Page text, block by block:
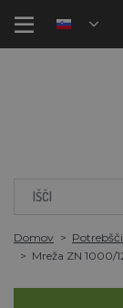
Domov
Mreža ZN 1000/